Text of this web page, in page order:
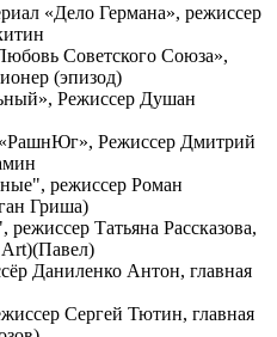
«Дело Германа», режиссер
Советского Союза»,
(эпизод)
Режиссер Душан
«РашнЮг», Режиссер Дмитрий
режиссер Роман
Гриша)
Татьяна Рассказова,
Art)(Павел)
Даниленко Антон, главная
Сергей Тютин, главная